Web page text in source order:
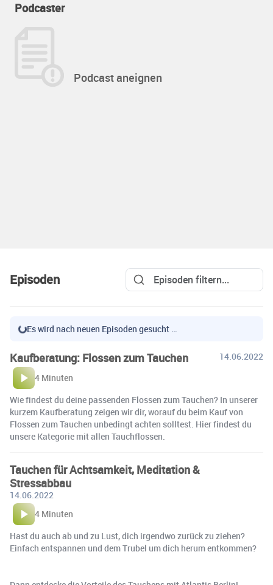
Podcaster
Podcast aneignen
Episoden
Es wird nach neuen Episoden gesucht …
Kaufberatung: Flossen zum Tauchen
14.06.2022
4 Minuten
Wie findest du deine passenden Flossen zum Tauchen? In unserer
kurzem Kaufberatung zeigen wir dir, worauf du beim Kauf von
Flossen zum Tauchen unbedingt achten solltest. Hier findest du
unsere Kategorie mit allen Tauchflossen.
Tauchen für Achtsamkeit, Meditation &
Stressabbau
14.06.2022
4 Minuten
Hast du auch ab und zu Lust, dich irgendwo zurück zu ziehen?
Einfach entspannen und dem Trubel um dich herum entkommen?